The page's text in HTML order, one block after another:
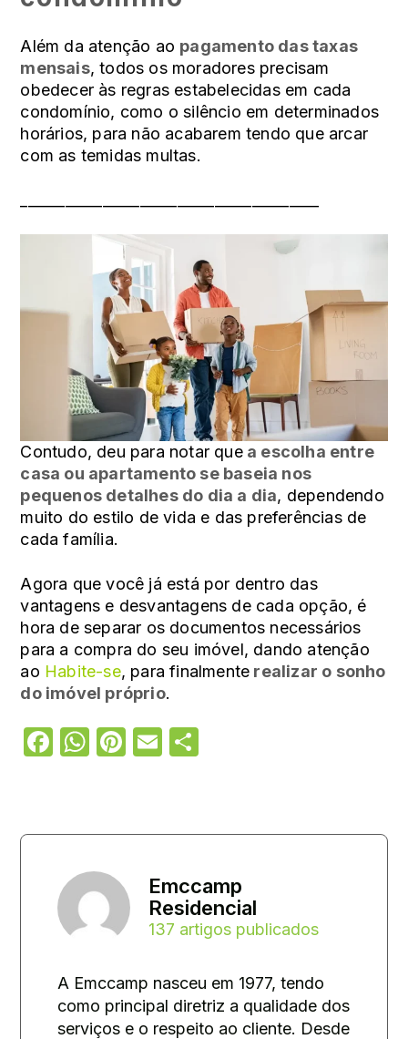
Além da atenção ao pagamento das taxas
mensais, todos os moradores precisam
obedecer às regras estabelecidas em cada
condomínio, como o silêncio em determinados
horários, para não acabarem tendo que arcar
com as temidas multas.
Contudo, deu para notar quea escolha entre
casa ou apartamento se baseia nos
pequenos detalhes do dia a dia, dependendo
muito do estilo de vida e das preferências de
cada família.
Agora que você já está por dentro das
vantagens e desvantagens de cada opção, é
hora de separar os documentos necessários
para a compra do seu imóvel, dando atenção
ao Habite-se, para finalmente realizar o sonho
do imóvel próprio.
Facebook
WhatsApp
Pinterest
Email
Emccamp
Residencial
137 artigos publicados
A Emccamp nasceu em 1977, tendo
como principal diretriz a qualidade dos
serviços e o respeito ao cliente. Desde